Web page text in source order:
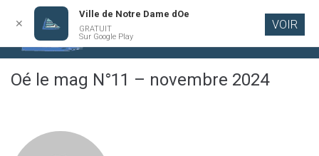
contenu
Oé le mag N°11 – novembre 2024
✕
Ville de Notre Dame dOe
GRATUIT
Sur Google Play
VOIR